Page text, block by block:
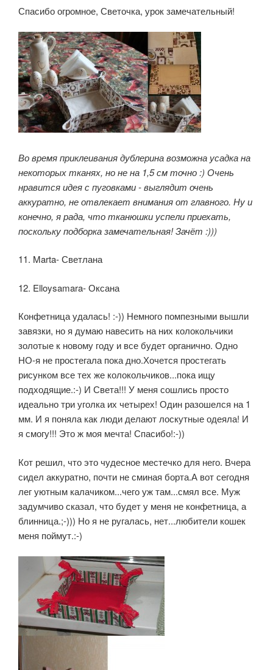
Спасибо огромное, Светочка, урок замечательный!
Во время приклеивания дублерина возможна усадка на
некоторых тканях, но не на 1,5 см точно :) Очень
нравится идея с пуговками - выглядит очень
аккуратно, не отвлекает внимания от главного. Ну и
конечно, я рада, что тканюшки успели приехать,
поскольку подборка замечательная! Зачёт :)))
11. Marta- Светлана
12. Elloysamara- Оксана
Конфетница удалась! :-)) Немного помпезными вышли
завязки, но я думаю навесить на них колокольчики
золотые к новому году и все будет органично. Одно
НО-я не простегала пока дно.Хочется простегать
рисунком все тех же колокольчиков...пока ищу
подходящие.:-) И Света!!! У меня сошлись просто
идеально три уголка их четырех! Один разошелся на 1
мм. И я поняла как люди делают лоскутные одеяла! И
я смогу!!! Это ж моя мечта! Спасибо!:-))
Кот решил, что это чудесное местечко для него. Вчера
сидел аккуратно, почти не сминая борта.А вот сегодня
лег уютным калачиком...чего уж там...смял все. Муж
задумчиво сказал, что будет у меня не конфетница, а
блинница.;-))) Но я не ругалась, нет...любители кошек
меня поймут.:-)